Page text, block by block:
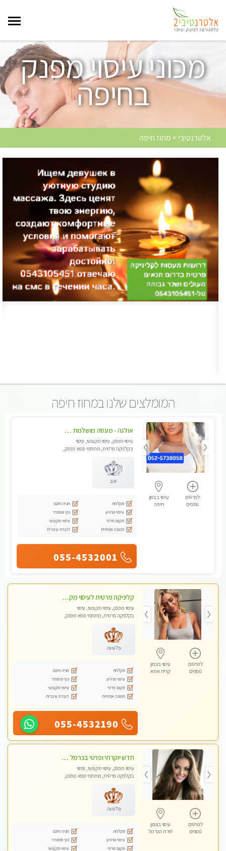
מכוני עיסוי מפנק
בחיפה
אלטרנטיבי > מחוז חיפה
המומלצים שלנו במחוז חיפה
לפרטים
נוספים
עיסוי בצפון
חיפה
אולגה - מעסה מושלמת חדשה בעיר ! בחיפה טל - 052-5738058
עיסוי מפנק, עיסוי מקצועי, עיסוי
בקלניקה פרטית, מתחמי ספא מפנק,
עיסוי טנטרה
זהב
מקלחת
חניה חינם
עיסוי מרגיע
נקי ומסודר
מקום פרטי
עיסוי מקצועי
תמונה אמיתית
דוברת עיברית
055-4532001
לפרטים
נוספים
עיסוי בצפון
קרית אתא
קליניקה פרטית לעיסוי מקצועי ואלטרנטיבי ברמה גבוהה VIP תתקשר ..... highly recommended..new in the city
עיסוי מפנק, עיסוי מקצועי, עיסוי
בקלניקה פרטית, מתחמי ספא מפנק,
טנטרה, עיסוי מגבר לגבר, עיסוי מגבר
לאישה
פלטינה
מקלחת
חניה חינם
עיסוי מרגיע
נקי ומסודר
מקום פרטי
עיסוי מקצועי
תמונה אמיתית
דוברת עיברית
055-4532190
לפרטים
נוספים
עיסוי בצפון
טירת הכרמל
חדש יוקרתי ופרטי בכרמל – חיפה! פנקו את עצמכם ברוגע פינוק וחוויה בלתי נשכחת ללא מין !!
עיסוי מפנק, עיסוי מקצועי, עיסוי
בקלניקה פרטית, מתחמי ספא מפנק,
פלטינה
מקלחת
חניה חינם
עיסוי מרגיע
נקי ומסודר
מקום פרטי
עיסוי מקצועי